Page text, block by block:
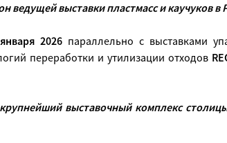
ведущей выставки пластмасс и каучуков в
2026 параллельно c выставками
переработки и утилизации отходов
выставочный комплекс